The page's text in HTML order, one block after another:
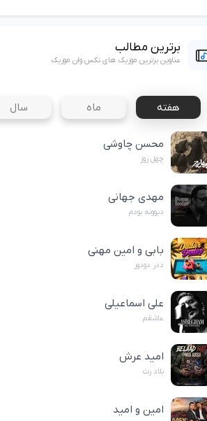
برترین مطالب
عناوین برترین موزیک های نکس وان موزیک
هفته ماه سال
محسن چاوشی
چهل روز
مهدی جهانی
دیوونه بودم
بابی و امین مهنی
ددر دودور
علی اسماعیلی
عاشقم
امید عرش
بلاد رت
امین و امید